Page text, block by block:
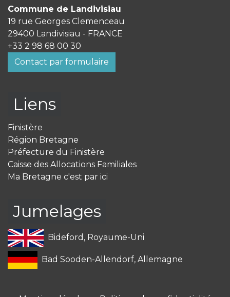
Commune de Landivisiau
19 rue Georges Clemenceau
29400 Landivisiau - FRANCE
+33 2 98 68 00 30
Contact par formulaire
Liens
Finistère
Région Bretagne
Préfecture du Finistère
Caisse des Allocations Familiales
Ma Bretagne c'est par ici
Jumelages
Bideford, Royaume-Uni
Bad Sooden-Allendorf, Allemagne